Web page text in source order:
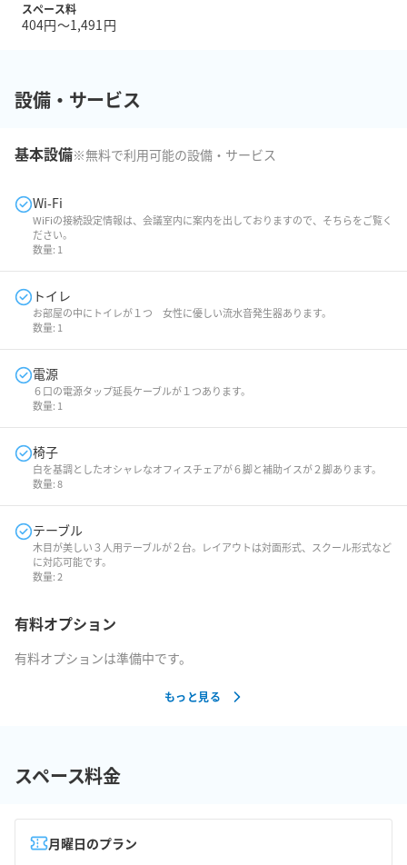
スペース料
404円〜1,491円
設備・サービス
基本設備※無料で利用可能の設備・サービス
Wi-Fi
WiFiの接続設定情報は、会議室内に案内を出しておりますので、そちらをご覧く
ださい。
数量: 1
トイレ
お部屋の中にトイレが１つ 女性に優しい流水音発生器あります。
数量: 1
電源
６口の電源タップ延長ケーブルが１つあります。
数量: 1
椅子
白を基調としたオシャレなオフィスチェアが６脚と補助イスが２脚あります。
数量:8
テーブル
木目が美しい３人用テーブルが２台。レイアウトは対面形式、スクール形式など
に対応可能です。
数量:2
有料オプション
有料オプションは準備中です。
もっと見る
スペース料金
月曜日のプラン